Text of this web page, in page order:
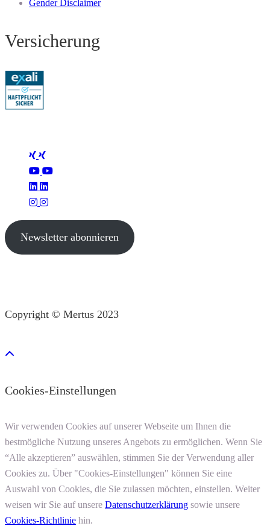
Gender Disclaimer
Versicherung
Newsletter abonnieren
Copyright © Mertus 2023
Cookies-Einstellungen
Wir verwenden Cookies auf unserer Webseite um Ihnen die
bestmögliche Nutzung unseres Angebots zu ermöglichen. Wenn Sie
“Alle akzeptieren” auswählen, stimmen Sie der Verwendung aller
Cookies zu. Über "Cookies-Einstellungen" können Sie eine
Auswahl von Cookies, die Sie zulassen möchten, einstellen. Weiter
weisen wir Sie auf unsere Datenschutzerklärung sowie unsere
Cookies-Richtlinie hin.